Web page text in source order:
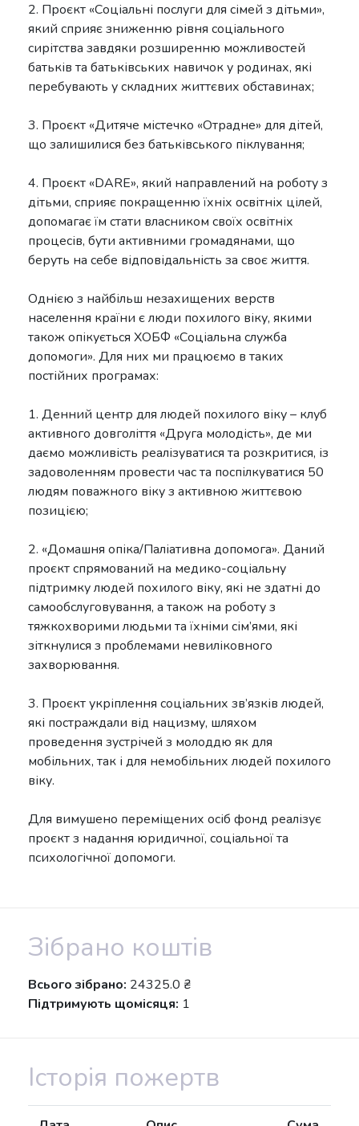
2. Проєкт «Соціальні послуги для сімей з дітьми»,
який сприяє зниженню рівня соціального
сирітства завдяки розширенню можливостей
батьків та батьківських навичок у родинах, які
перебувають у складних життєвих обставинах;
3. Проєкт «Дитяче містечко «Отрадне» для дітей,
що залишилися без батьківського піклування;
4. Проєкт «DARE», який направлений на роботу з
дітьми, сприяє покращенню їхніх освітніх цілей,
допомагає їм стати власником своїх освітніх
процесів, бути активними громадянами, що
беруть на себе відповідальність за своє життя.
Однією з найбільш незахищених верств
населення країни є люди похилого віку, якими
також опікується ХОБФ «Соціальна служба
допомоги». Для них ми працюємо в таких
постійних програмах:
1. Денний центр для людей похилого віку – клуб
активного довголіття «Друга молодість», де ми
даємо можливість реалізуватися та розкритися, із
задоволенням провести час та поспілкуватися 50
людям поважного віку з активною життєвою
позицією;
2. «Домашня опіка/Паліативна допомога». Даний
проєкт спрямований на медико-соціальну
підтримку людей похилого віку, які не здатні до
самообслуговування, а також на роботу з
тяжкохворими людьми та їхніми сім’ями, які
зіткнулися з проблемами невиліковного
захворювання.
3. Проєкт укріплення соціальних зв’язків людей,
які постраждали від нацизму, шляхом
проведення зустрічей з молоддю як для
мобільних, так і для немобільних людей похилого
віку.
Для вимушено переміщених осіб фонд реалізує
проєкт з надання юридичної, соціальної та
психологічної допомоги.
Зібрано коштів
Всього зібрано: 24325.0 ₴
Підтримують щомісяця: 1
Історія пожертв